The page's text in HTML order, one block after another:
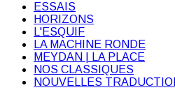
ESSAIS
HORIZONS
L'ESQUIF
LA MACHINE RONDE
MEYDAN | LA PLACE
NOS CLASSIQUES
NOUVELLES